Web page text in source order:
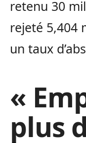
retenu 30
rejeté 5,404
un taux
«
plus